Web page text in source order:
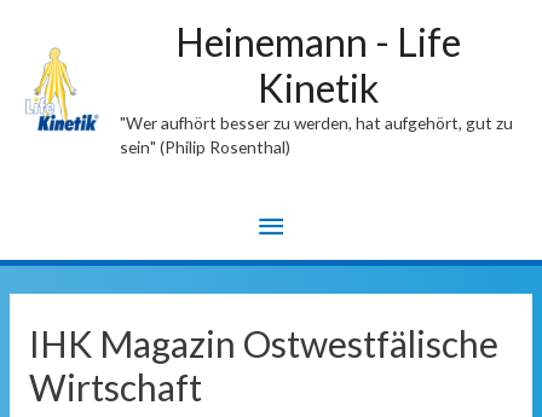
Heinemann - Life
Kinetik
"Wer aufhört besser zu werden, hat aufgehört, gut zu
sein" (Philip Rosenthal)
Hauptmenü
IHK Magazin Ostwestfälische
Wirtschaft